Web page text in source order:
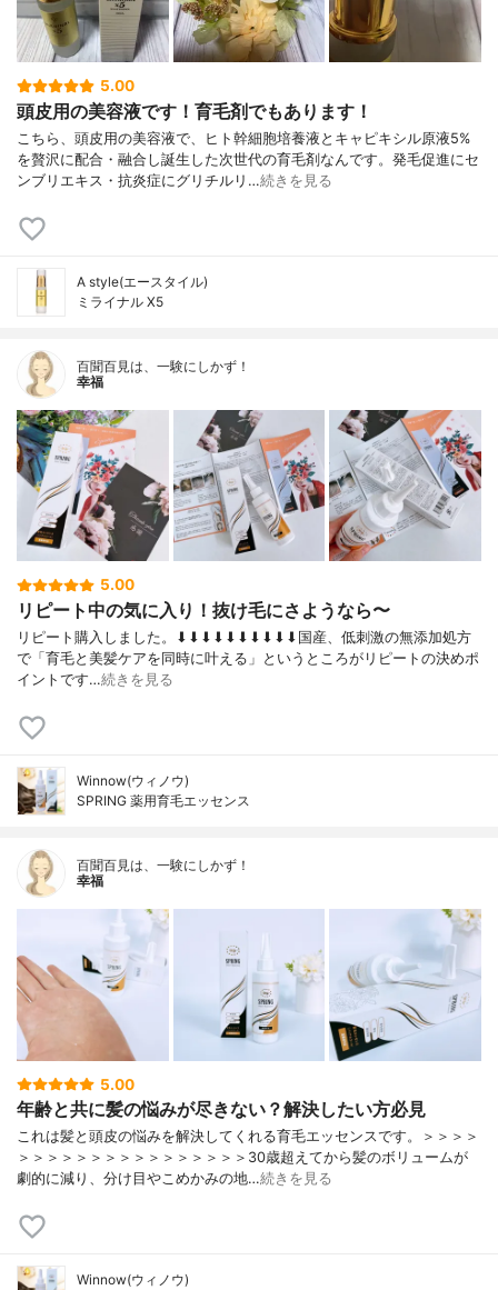
5.00
頭皮用の美容液です！育毛剤でもあります！
こちら、頭皮用の美容液で、ヒト幹細胞培養液とキャピキシル原液5%
を贅沢に配合・融合し誕生した次世代の育毛剤なんです。発毛促進にセ
ンブリエキス・抗炎症にグリチルリ…続きを見る
A style(エースタイル)
ミライナル X5
百聞百見は、一験にしかず！
幸福
5.00
リピート中の気に入り！抜け毛にさようなら〜
リピート購入しました。⬇︎⬇︎⬇︎⬇︎⬇︎⬇︎⬇︎⬇︎⬇︎⬇︎国産、低刺激の無添加処方
で「育毛と美髪ケアを同時に叶える」というところがリピートの決めポ
イントです…続きを見る
Winnow(ウィノウ)
SPRING 薬用育毛エッセンス
百聞百見は、一験にしかず！
幸福
5.00
年齢と共に髪の悩みが尽きない？解決したい方必見
これは髪と頭皮の悩みを解決してくれる育毛エッセンスです。＞＞＞＞
＞＞＞＞＞＞＞＞＞＞＞＞＞＞＞＞30歳超えてから髪のボリュームが
劇的に減り、分け目やこめかみの地…続きを見る
Winnow(ウィノウ)